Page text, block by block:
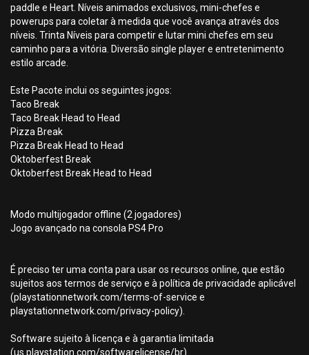
paddle e Heart. Níveis animados exclusivos, mini-chefes e
powerups para coletar à medida que você avança através dos
níveis. Trinta Níveis para competir e lutar mini chefes em seu
caminho para a vitória. Diversão single player e entretenimento
estilo arcade.
Este Pacote inclui os seguintes jogos:
Taco Break
Taco Break Head to Head
Pizza Break
Pizza Break Head to Head
Oktoberfest Break
Oktoberfest Break Head to Head
Modo multijogador offline (2 jogadores)
Jogo avançado na consola PS4 Pro
É preciso ter uma conta para usar os recursos online, que estão
sujeitos aos termos de serviço e à política de privacidade aplicável
(playstationnetwork.com/terms-of-service e
playstationnetwork.com/privacy-policy).
Software sujeito à licença e à garantia limitada
(us.playstation.com/softwarelicense/br).